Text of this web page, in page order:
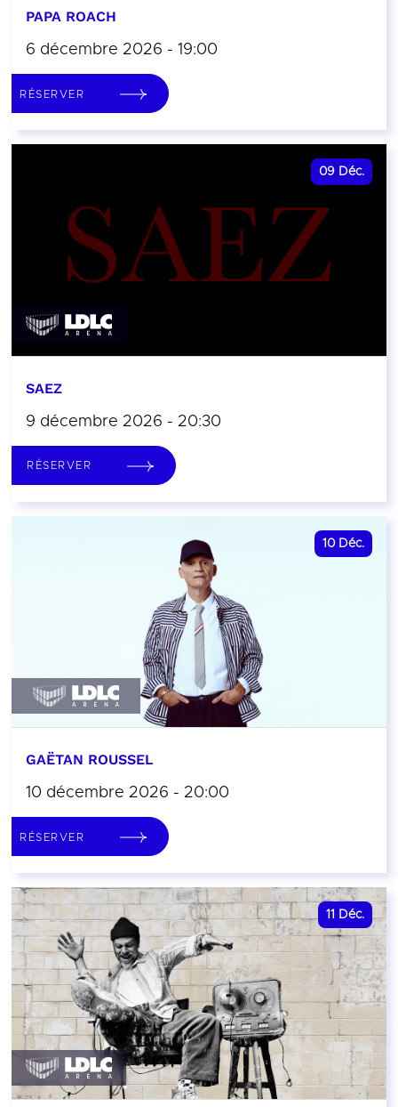
PAPA ROACH
6 décembre 2026 - 19:00
RÉSERVER
09 Déc.
SAEZ
9 décembre 2026 - 20:30
RÉSERVER
10 Déc.
GAËTAN ROUSSEL
10 décembre 2026 - 20:00
RÉSERVER
11 Déc.